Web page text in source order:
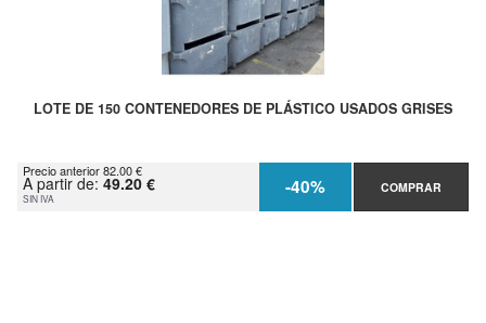
LOTE DE 150 CONTENEDORES DE PLÁSTICO USADOS GRISES
Precio anterior 82.00 €
A partir de: 49.20 €
SIN IVA -40% COMPRAR